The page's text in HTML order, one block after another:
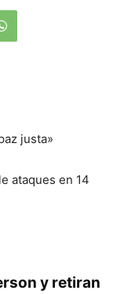
justa»
ataques en 14
y retiran